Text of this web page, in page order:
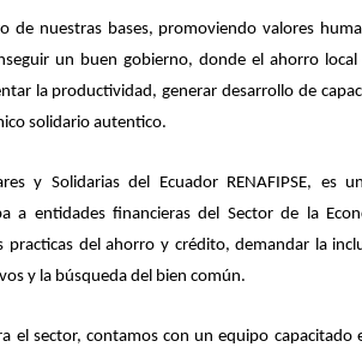
de nuestras bases, promoviendo valores
un buen gobierno, donde el ahorro
la productividad, generar desarrollo de
solidario autentico.
y Solidarias del Ecuador RENAFIPSE, es
a entidades financieras del Sector de la
practicas del ahorro y crédito, demandar la
y la búsqueda del bien común.
el sector, contamos con un equipo capacitado